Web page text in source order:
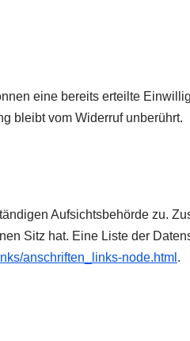
eine bereits erteilte
bleibt vom Widerruf unberührt.
Aufsichtsbehörde zu.
Sitz hat. Eine Liste der
anschriften_links-node.html .